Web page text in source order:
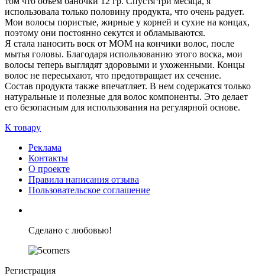
использовала только половину продукта, что очень радует.
Мои волосы пористые, жирные у корней и сухие на концах,
поэтому они постоянно секутся и обламываются.
Я стала наносить воск от МОМ на кончики волос, после
мытья головы. Благодаря использованию этого воска, мои
волосы теперь выглядят здоровыми и ухоженными. Концы
волос не пересыхают, что предотвращает их сечение.
Состав продукта также впечатляет. В нем содержатся только
натуральные и полезные для волос компоненты. Это делает
его безопасным для использования на регулярной основе.
К товару
Реклама
Контакты
О проекте
Правила написания отзыва
Пользовательское соглашение
Сделано с любовью!
Регистрация